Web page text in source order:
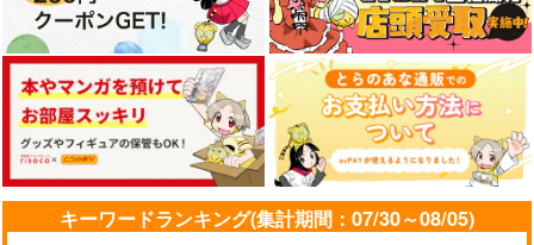
1,887円（税込）
実休光忠×燭台切光忠
サンプル
作品詳細
865円（税込）
実休光忠×福島光忠
サンプル
作品詳細
1,257円（税込）
実休光忠×福島光忠
サンプル
作品詳細
キーワードランキング(集計期間：07/30～08/05)